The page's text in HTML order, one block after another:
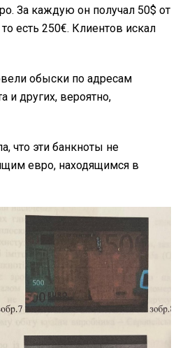
За каждую он получал 50$ от
есть 250€. Клиентов искал
обыски по адресам
и других, вероятно,
что эти банкноты не
евро, находящимся в